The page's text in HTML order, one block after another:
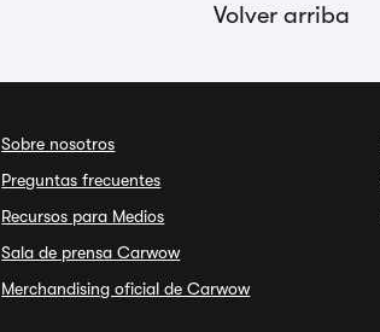
Volver arriba
Sobre nosotros
Preguntas frecuentes
Recursos para Medios
Sala de prensa Carwow
Merchandising oficial de Carwow